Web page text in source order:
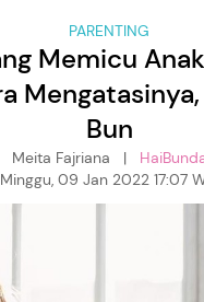
PARENTING
Memicu
Bun
Meita Fajriana |
Minggu, 09 Jan 2022 17:07